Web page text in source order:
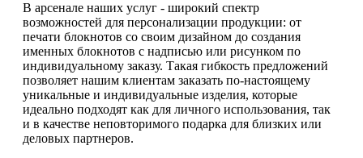
В арсенале наших услуг - широкий спектр
возможностей для персонализации продукции: от
печати блокнотов со своим дизайном до создания
именных блокнотов с надписью или рисунком по
индивидуальному заказу. Такая гибкость предложений
позволяет нашим клиентам заказать по-настоящему
уникальные и индивидуальные изделия, которые
идеально подходят как для личного использования, так
и в качестве неповторимого подарка для близких или
деловых партнеров.